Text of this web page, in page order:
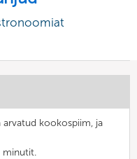
arvatud kookospiim, ja
minutit.